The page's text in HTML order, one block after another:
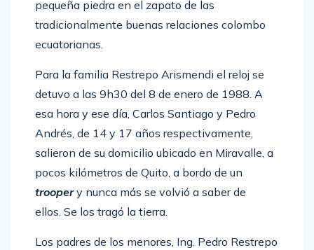
pequeña piedra en el zapato de las
tradicionalmente buenas relaciones colombo
ecuatorianas.
Para la familia Restrepo Arismendi el reloj se
detuvo a las 9h30 del 8 de enero de 1988. A
esa hora y ese día, Carlos Santiago y Pedro
Andrés, de 14 y 17 años respectivamente,
salieron de su domicilio ubicado en Miravalle, a
pocos kilómetros de Quito, a bordo de un
troopery nunca más se volvió a saber de
ellos. Se los tragó la tierra.
Los padres de los menores, Ing. Pedro Restrepo